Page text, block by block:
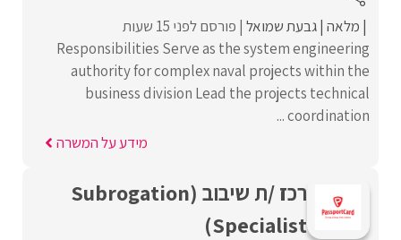
מלאה גבעת שמואל פורסם לפני 15 שעות
Responsibilities Serve as the system engineering
authority for complex naval projects within the
business division Lead the projects technical
coordination ...
מידע על המשרה
רכז /ת שיבוב (Subrogation
Specialist)